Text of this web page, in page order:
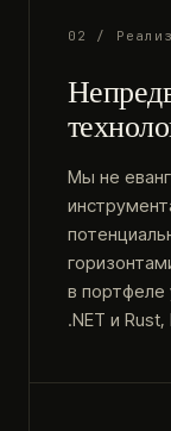
02 /
Мы не
в портфеле
.NET и